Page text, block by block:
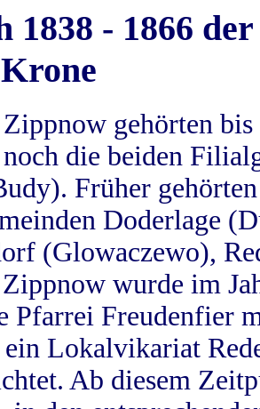
1838 - 1866
gehörten
die beiden
Früher
Doderlage
(Glowaczewo),
wurde im
Pfarrei Freudenfier
ein Lokalvikariat
Ab diesem